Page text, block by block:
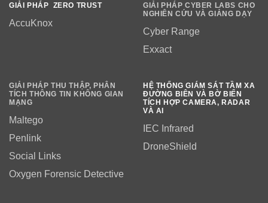
GIẢI PHÁP ZERO TRUST
AccuKnox
GIẢI PHÁP CYBER LABS CHO
NGHIÊN CỨU VÀ GIẢNG DẠY
Cyber Range
Exxact
GIẢI PHÁP THU THẬP, PHÂN
TÍCH THÔNG TIN KHÔNG GIAN
MẠNG
Maltego
Penlink
Social Links
Oxygen Forensic Detective
HỆ THỐNG GIÁM SÁT TẦM XA
ĐƯỜNG BIÊN VÀ BỜ BIỂN
TÍCH HỢP CAMERA, RADAR
VÀ AI
IEC Infrared
DroneShield